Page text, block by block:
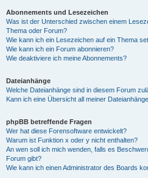
Abonnements und Lesezeichen
Was ist der Unterschied zwischen einem
Thema oder Forum?
Wie kann ich ein Lesezeichen auf ein Thema
Wie kann ich ein Forum abonnieren?
Wie deaktiviere ich meine Abonnements?
Dateianhänge
Welche Dateianhänge sind in diesem Forum
Kann ich eine Übersicht all meiner
phpBB betreffende Fragen
Wer hat diese Forensoftware entwickelt?
Warum ist Funktion x oder y nicht enthalten?
An wen soll ich mich wenden, falls es
Forum gibt?
Wie kann ich einen Administrator des Boards